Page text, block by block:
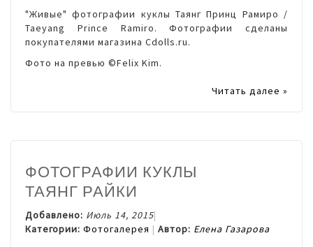
"Живые" фотографии куклы Таянг Принц Рамиро /
Taeyang Prince Ramiro. Фотографии сделаны
покупателями магазина Cdolls.ru.
Фото на превью ©Felix Kim.
Читать далее »
ФОТОГРАФИИ КУКЛЫ
ТАЯНГ РАЙКИ
Добавлено: Июль 14, 2015
Категории: Фотогалерея Автор: Елена Газарова